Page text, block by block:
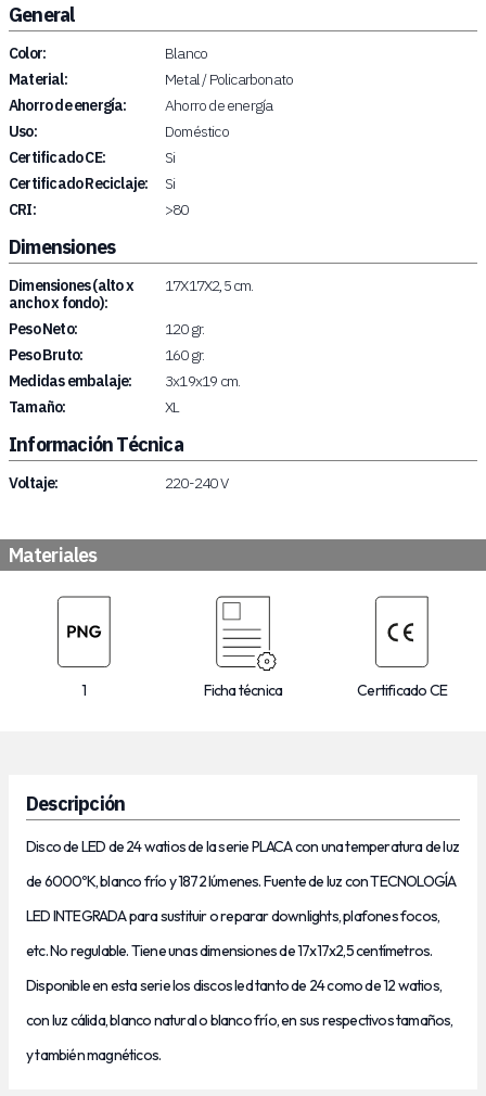
General
Color:
Blanco
Material:
Metal / Policarbonato
Ahorro de energía:
Ahorro de energía
Uso:
Doméstico
Certificado CE:
Si
Certificado Reciclaje:
Si
CRI:
>80
Dimensiones
Dimensiones (alto x
ancho x fondo):
17X17X2,5 cm.
Peso Neto:
120 gr.
Peso Bruto:
160 gr.
Medidas embalaje:
3x19x19 cm.
Tamaño:
XL
Información Técnica
Voltaje: 220-240 V
Materiales
1 Ficha técnica Certificado CE
Descripción
Disco de LED de 24 watios de la serie PLACA con una temperatura de luz
de 6000ºK, blanco frío y 1872 lúmenes. Fuente de luz con TECNOLOGÍA
LED INTEGRADA para sustituir o reparar downlights, plafones focos,
etc. No regulable. Tiene unas dimensiones de 17x17x2,5 centímetros.
Disponible en esta serie los discos led tanto de 24 como de 12 watios,
con luz cálida, blanco natural o blanco frío,en sus respectivos tamaños,
y también magnéticos.